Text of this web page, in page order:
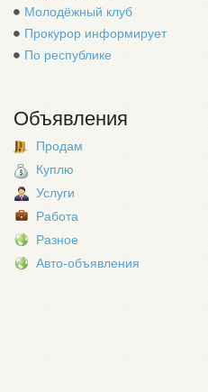
Молодёжный клуб
Прокурор информирует
По республике
Объявления
Продам
Куплю
Услуги
Работа
Разное
Авто-объявления